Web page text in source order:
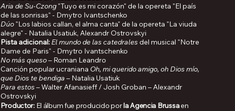
Aria de Su-Czong"Tuyo es mi corazón" de la opereta "El país
de las sonrisas" - Dmytro Ivantschenko
Dúo"Los labios callan, el alma canta" de la opereta "La viuda
alegre" - Natalia Usatiuk, Alexandr Ostrovskyi
Pista adicional:El mundo de las catedralesdel musical "Notre
Dame de Paris" - Dmytro Ivantschenko
No más queso– Roman Leandro
Canción popular ucraniana Oh, mi querido amigo, oh Dios mío,
que Dios te bendiga – Natalia Usatiuk
Para estos– Walter Afanasieff / Josh Groban – Alexandr
Ostrovskyi
Productor:El álbum fue producido porla Agencia Brussaen